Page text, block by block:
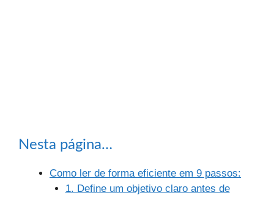
Nesta página…
Como ler de forma eficiente em 9 passos:
1. Define um objetivo claro antes de